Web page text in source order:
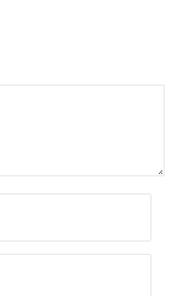
vời!